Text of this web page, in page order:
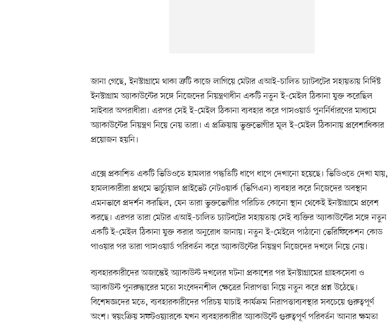
জানা গেছে, ইনস্টাগ্রামে থাকা ত্রুটি কাজে লাগিয়ে মেটার এআই–চালিত চ্যাটবটের সহায়তায় নির্দিষ্ট
ইনস্টাগ্রাম অ্যাকাউন্টের সঙ্গে নিজেদের নিয়ন্ত্রণাধীন একটি নতুন ই–মেইল ঠিকানা যুক্ত করেছিল
সাইবার অপরাধীরা। এরপর সেই ই–মেইল ঠিকানা ব্যবহার করে পাসওয়ার্ড পুনর্নির্ধারণের মাধ্যমে
অ্যাকাউন্টের নিয়ন্ত্রণ নিয়ে নেয় তারা। এ প্রক্রিয়ায় ভুক্তভোগীর মূল ই–মেইল ঠিকানায় প্রবেশাধিকার
প্রয়োজন হয়নি।
এক্সে প্রকাশিত একটি ভিডিওতে হামলার পদ্ধতিটি ধাপে ধাপে দেখানো হয়েছে। ভিডিওতে দেখা যায়,
হামলাকারীরা প্রথমে ভার্চ্যুয়াল প্রাইভেট নেটওয়ার্ক (ভিপিএন) ব্যবহার করে নিজেদের অবস্থান
এমনভাবে প্রদর্শন করছিল, যেন তারা ভুক্তভোগীর পরিচিত কোনো স্থান থেকেই ইনস্টাগ্রামে প্রবেশ
করছে। এরপর তারা মেটার এআই–চালিত চ্যাটবটের সহায়তায় সেই ব্যক্তির অ্যাকাউন্টের সঙ্গে নতুন
একটি ই–মেইল ঠিকানা যুক্ত করার অনুরোধ জানায়। নতুন ই–মেইলে পাঠানো ভেরিফিকেশন কোড
পাওয়ার পর তারা পাসওয়ার্ড পরিবর্তন করে অ্যাকাউন্টের নিয়ন্ত্রণ নিজেদের দখলে নিয়ে নেয়।
ব্যবহারকারীদের অজান্তেই অ্যাকাউন্ট দখলের ঘটনা প্রকাশের পর ইনস্টাগ্রামের গ্রাহকসেবা ও
অ্যাকাউন্ট পুনরুদ্ধারের মতো সংবেদনশীল ক্ষেত্রের নিরাপত্তা নিয়ে নতুন করে প্রশ্ন উঠেছে।
বিশেষজ্ঞদের মতে, ব্যবহারকারীদের পরিচয় যাচাই কার্যক্রম নিরাপত্তাব্যবস্থার সবচেয়ে গুরুত্বপূর্ণ
অংশ। স্বয়ংক্রিয় সফটওয়্যারকে যখন ব্যবহারকারীর অ্যাকাউন্টে গুরুত্বপূর্ণ পরিবর্তন আনার ক্ষমতা